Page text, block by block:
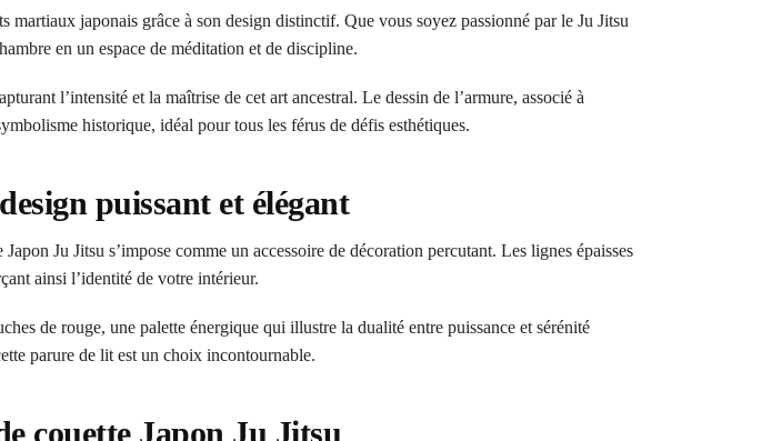
martiaux japonais grâce à son design distinctif. Que vous soyez passionné par le Ju Jitsu
en un espace de méditation et de discipline.
l’intensité et la maîtrise de cet art ancestral. Le dessin de l’armure, associé à
historique, idéal pour tous les férus de défis esthétiques.
puissant et élégant
Ju Jitsu s’impose comme un accessoire de décoration percutant. Les lignes épaisses
ainsi l’identité de votre intérieur.
de rouge, une palette énergique qui illustre la dualité entre puissance et sérénité
parure de lit est un choix incontournable.
couette Japon Ju Jitsu